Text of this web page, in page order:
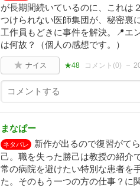
が長期間続いているのに、これは
つけられない医師集団が、秘密裏
工作員もどきに事件を解決。📍エ
は何故？（個人の感想です。）
ナイス ★48 コメント(0)
まなぱー
ネタバレ
新作が出るので復習がて
己。職を失った勝己は教授の紹介
常の病院を避けたい特別な患者を
た。そのもう一つの方の仕事？に